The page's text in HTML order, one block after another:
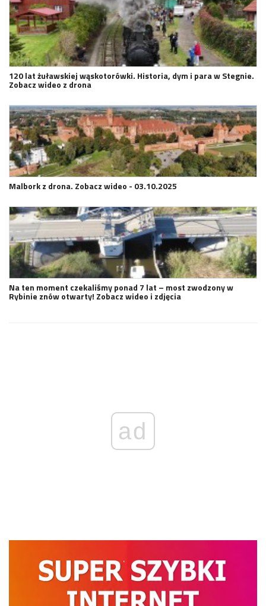
120 lat żuławskiej wąskotorówki. Historia, dym i para w Stegnie.
Zobacz wideo z drona
Malbork z drona. Zobacz wideo - 03.10.2025
Na ten moment czekaliśmy ponad 7 lat – most zwodzony w
Rybinie znów otwarty! Zobacz wideo i zdjęcia
ad